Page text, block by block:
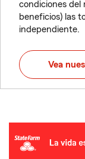
condiciones del
beneficios) las
independiente.
Vea